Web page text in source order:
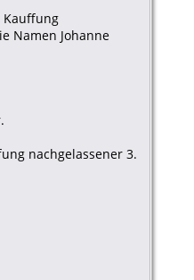
Kauffung
Namen Johanne
nachgelassener 3.